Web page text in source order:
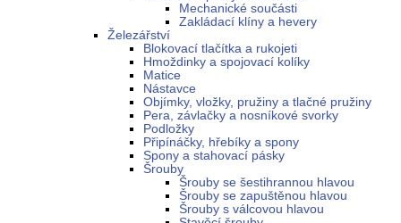
Mechanické součásti
Zakládací klíny a hevery
Železářství
Blokovací tlačítka a rukojeti
Hmoždinky a spojovací kolíky
Matice
Nástavce
Objímky, vložky, pružiny a tlačné pružiny
Pera, závlačky a nosníkové svorky
Podložky
Připínáčky, hřebíky a spony
Spony a stahovací pásky
Šrouby
Šrouby se šestihrannou hlavou
Šrouby se zapuštěnou hlavou
Šrouby s válcovou hlavou